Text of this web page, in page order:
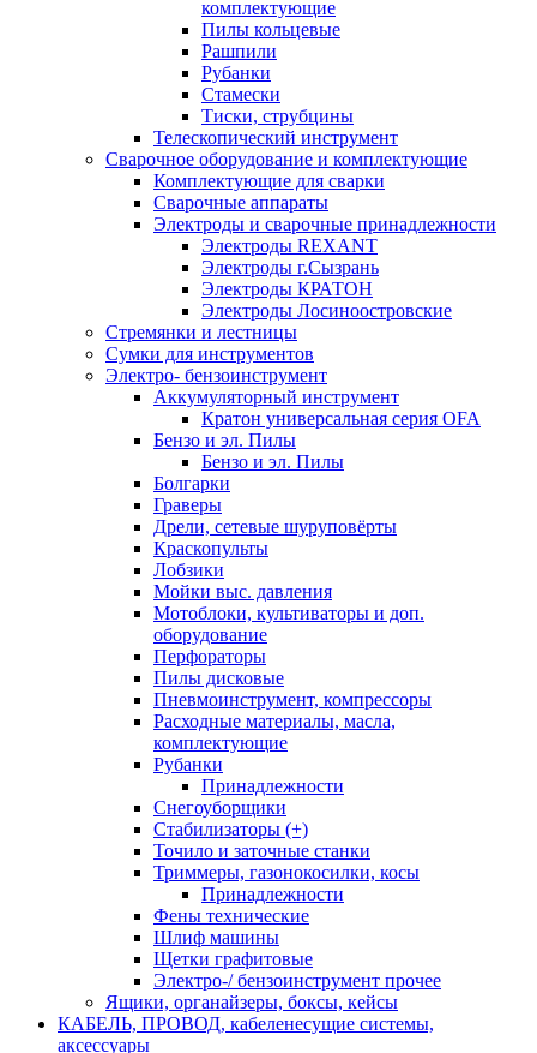
комплектующие
Пилы кольцевые
Рашпили
Рубанки
Стамески
Тиски, струбцины
Телескопический инструмент
Сварочное оборудование и комплектующие
Комплектующие для сварки
Сварочные аппараты
Электроды и сварочные принадлежности
Электроды REXANT
Электроды г.Сызрань
Электроды КРАТОН
Электроды Лосиноостровские
Стремянки и лестницы
Сумки для инструментов
Электро- бензоинструмент
Аккумуляторный инструмент
Кратон универсальная серия OFA
Бензо и эл. Пилы
Бензо и эл. Пилы
Болгарки
Граверы
Дрели, сетевые шуруповёрты
Краскопульты
Лобзики
Мойки выс. давления
Мотоблоки, культиваторы и доп.
оборудование
Перфораторы
Пилы дисковые
Пневмоинструмент, компрессоры
Расходные материалы, масла,
комплектующие
Рубанки
Принадлежности
Снегоуборщики
Стабилизаторы (+)
Точило и заточные станки
Триммеры, газонокосилки, косы
Принадлежности
Фены технические
Шлиф машины
Щетки графитовые
Электро-/ бензоинструмент прочее
Ящики, органайзеры, боксы, кейсы
КАБЕЛЬ, ПРОВОД, кабеленесущие системы,
аксессуары